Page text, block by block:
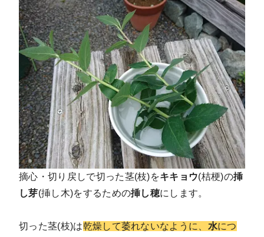
摘心・切り戻しで切った茎(枝)をキキョウ(桔梗)の挿
し芽(挿し木)をするための挿し穂にします。
切った茎(枝)は乾燥して萎れないなように、 水につ